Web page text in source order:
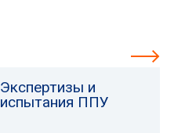
Экспертизы и
испытания ППУ